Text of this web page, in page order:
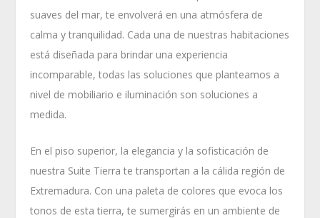
suaves del mar, te envolverá en una atmósfera de
calma y tranquilidad. Cada una de nuestras habitaciones
está diseñada para brindar una experiencia
incomparable, todas las soluciones que planteamos a
nivel de mobiliario e iluminación son soluciones a
medida.
En el piso superior, la elegancia y la sofisticación de
nuestra Suite Tierra te transportan a la cálida región de
Extremadura. Con una paleta de colores que evoca los
tonos de esta tierra, te sumergirás en un ambiente de